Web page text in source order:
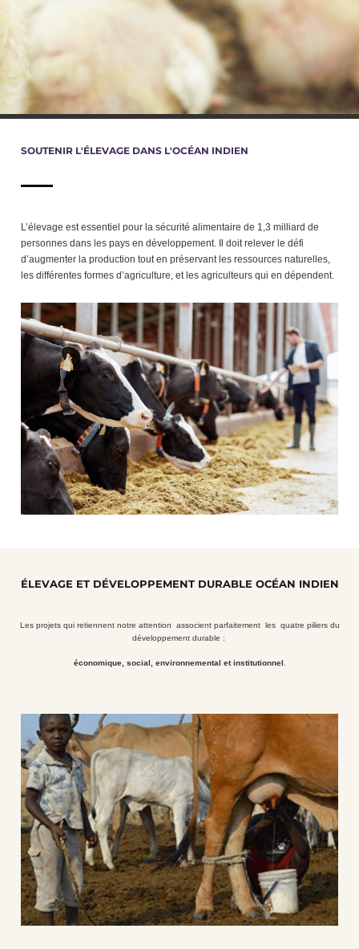
SOUTENIR L'ÉLEVAGE DANS L'OCÉAN INDIEN
L’élevage est essentiel pour la sécurité alimentaire de 1,3 milliard de
personnes dans les pays en développement. Il doit relever le défi
d’augmenter la production tout en préservant les ressources naturelles,
les différentes formes d’agriculture, et les agriculteurs qui en dépendent.
ÉLEVAGE ET DÉVELOPPEMENT DURABLE OCÉAN INDIEN
Les projets qui retiennent notre attention associent parfaitement les quatre piliers du
développement durable :
économique, social, environnemental et institutionnel